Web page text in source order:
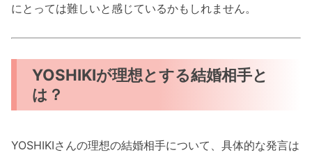
にとっては難しいと感じているかもしれません。
YOSHIKIが理想とする結婚相手と
は？
YOSHIKIさんの理想の結婚相手について、具体的な発言は